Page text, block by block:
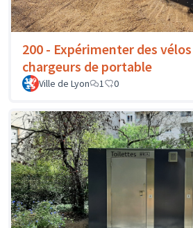
200 - Expérimenter des vélos
chargeurs de portable
Ville de Lyon 1 0